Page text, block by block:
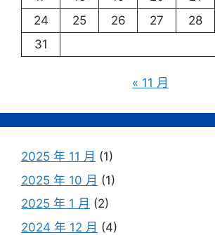
24
25 26 27 28
31
« 11 月
2025 年 11 月 (1)
2025 年 10 月 (1)
2025 年 1 月 (2)
2024 年 12 月 (4)